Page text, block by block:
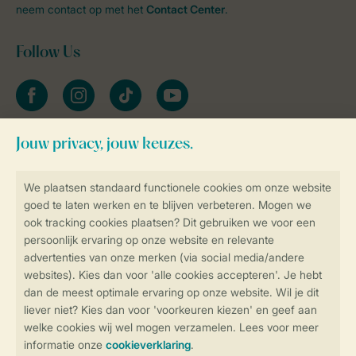
Controle over jouw gegevens &
Veilig en snel online boeken
Veilige gegevensoverdracht
Veilige betaling
neem contact op met het Contact Center.
Follow Us
facebookinstagramtiktok youtube
Blijf op de hoogte